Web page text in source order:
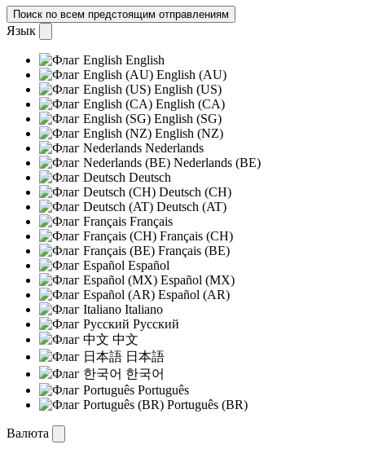
Поиск по всем предстоящим отправлениям
Язык
English
English (AU)
English (US)
English (CA)
English (SG)
English (NZ)
Nederlands
Nederlands (BE)
Deutsch
Deutsch (CH)
Deutsch (AT)
Français
Français (CH)
Français (BE)
Español
Español (MX)
Español (AR)
Italiano
Русский
中文
日本語
한국어
Português
Português (BR)
Валюта